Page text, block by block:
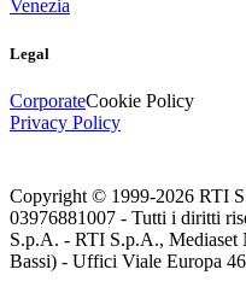
Venezia
Legal
CorporateCookie Policy
Privacy Policy
Copyright © 1999-2026 RTI
03976881007 - Tutti i diritti
S.p.A. - RTI S.p.A., Mediaset
Bassi) - Uffici Viale Europa